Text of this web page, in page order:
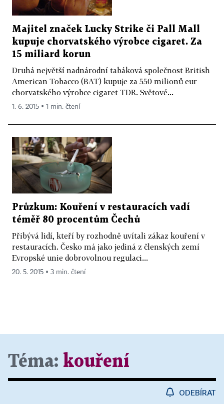
Majitel značek Lucky Strike či Pall Mall
kupuje chorvatského výrobce cigaret. Za
15 miliard korun
Druhá největší nadnárodní tabáková společnost British
American Tobacco (BAT) kupuje za 550 milionů eur
chorvatského výrobce cigaret TDR. Světové...
1. 6. 2015 ▪ 1 min. čtení
Průzkum: Kouření v restauracích vadí
téměř 80 procentům Čechů
Přibývá lidí, kteří by rozhodně uvítali zákaz kouření v
restauracích. Česko má jako jediná z členských zemí
Evropské unie dobrovolnou regulaci...
20. 5. 2015 ▪ 3 min. čtení
Téma: kouření
ODEBÍRAT